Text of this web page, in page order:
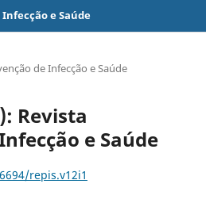
e Saúde
de Infecção e Saúde
Revista
e Saúde
repis.v12i1